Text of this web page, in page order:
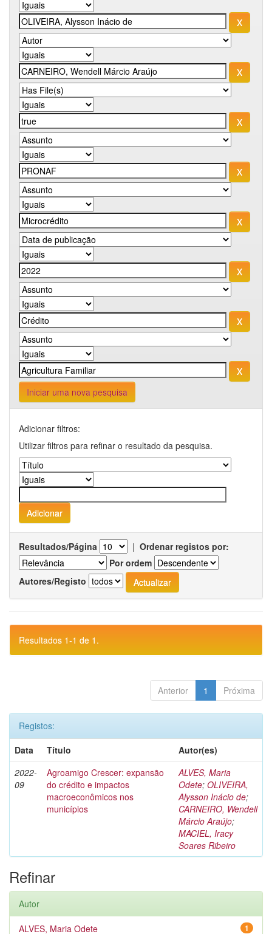
Iniciar uma nova pesquisa
Adicionar filtros:
Utilizar filtros para refinar o resultado da pesquisa.
Resultados/Página | Ordenar registos por:
Por ordem
Autores/Registo
Resultados 1-1 de 1.
Anterior 1 Próxima
Registos:
Data
Título
Autor(es)
2022-
09
Agroamigo Crescer: expansão
do crédito e impactos
macroeconômicos nos
municípios
ALVES, Maria
Odete; OLIVEIRA,
Alysson Inácio de;
CARNEIRO, Wendell
Márcio Araújo;
MACIEL, Iracy
Soares Ribeiro
Refinar
Autor
1
ALVES, Maria Odete